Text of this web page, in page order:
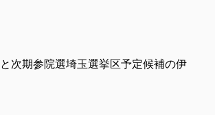
次期参院選埼玉選挙区予定候補の伊